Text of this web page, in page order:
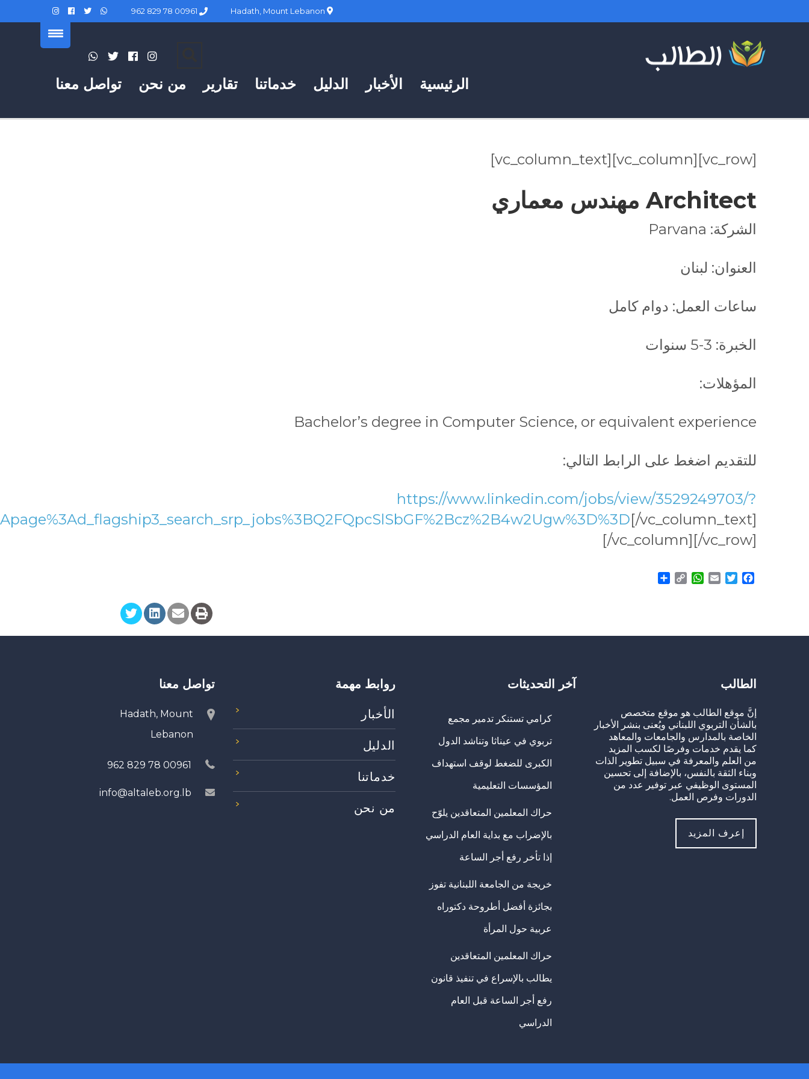
تواصل معنا من نحن تقارير خدماتنا الدليل الأخبار الرئيسية
[vc_row][vc_column][vc_column_text]
Architect مهندس معماري
الشركة: Parvana
العنوان: لبنان
ساعات العمل: دوام كامل
الخبرة: 3-5 سنوات
المؤهلات:
Bachelor’s degree in Computer Science, or equivalent experience
للتقديم اضغط على الرابط التالي:
https://www.linkedin.com/jobs/view/3529249703/?
[/vc_column_text]
[/vc_column][/vc_row]
Facebook
Twitter
Email
WhatsApp
Copy
الطالب
إنَّ موقع الطالب هو موقع متخصص
بالشأن التربوي اللبناني ويُعنى بنشر الأخبار
الخاصة بالمدارس والجامعات والمعاهد
كما يقدم خدمات وفرصًا لكسب المزيد
من العلم والمعرفة في سبيل تطوير الذات
وبناء الثقة بالنفس، بالإضافة إلى تحسين
المستوى الوظيفي عبر توفير عدد من
الدورات وفرص العمل.
إعرف المزيد
آخر التحديثات
كرامي تستنكر تدمير مجمع
تربوي في عيناثا وتناشد الدول
الكبرى للضغط لوقف استهداف
المؤسسات التعليمية
حراك المعلمين المتعاقدين يلوّح
بالإضراب مع بداية العام الدراسي
إذا تأخر رفع أجر الساعة
خريجة من الجامعة اللبنانية تفوز
بجائزة أفضل أطروحة دكتوراه
عربية حول المرأة
حراك المعلمين المتعاقدين
يطالب بالإسراع في تنفيذ قانون
رفع أجر الساعة قبل العام
الدراسي
روابط مهمة
الأخبار
الدليل
خدماتنا
من نحن
تواصل معنا
Hadath, Mount
Lebanon
00961 78 829 962
info@altaleb.org.lb